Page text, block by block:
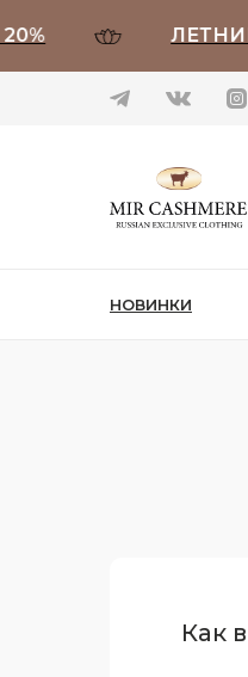
ЛЕТНИЕ
НОВИНКИ
Как